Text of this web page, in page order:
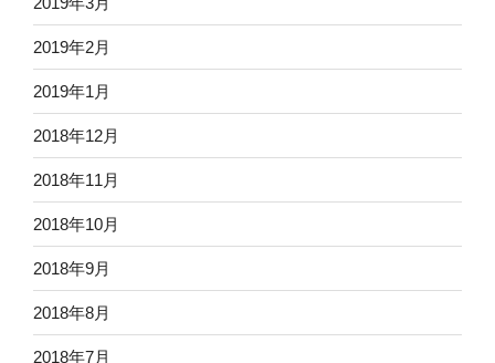
2019年2月
2019年1月
2018年12月
2018年11月
2018年10月
2018年9月
2018年8月
2018年7月